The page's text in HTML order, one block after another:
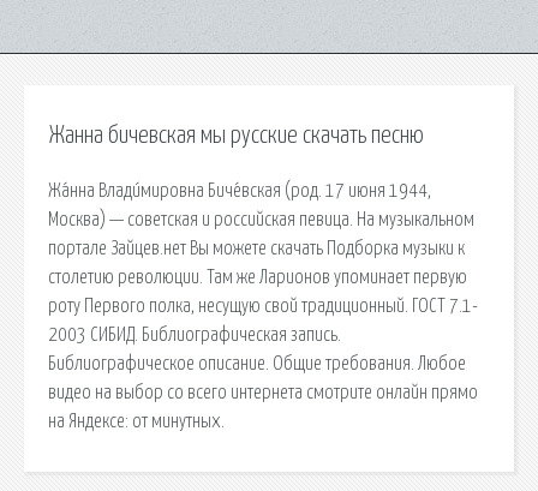
Жанна бичевская мы русские скачать песню
Жа́нна Влади́мировна Биче́вская (род. 17 июня 1944,
Москва) — советская и российская певица. На музыкальном
портале Зайцев.нет Вы можете скачать Подборка музыки к
столетию революции. Там же Ларионов упоминает первую
роту Первого полка, несущую свой традиционный. ГОСТ 7.1-
2003 СИБИД. Библиографическая запись.
Библиографическое описание. Общие требования. Любое
видео на выбор со всего интернета смотрите онлайн прямо
на Яндексе: от минутных.